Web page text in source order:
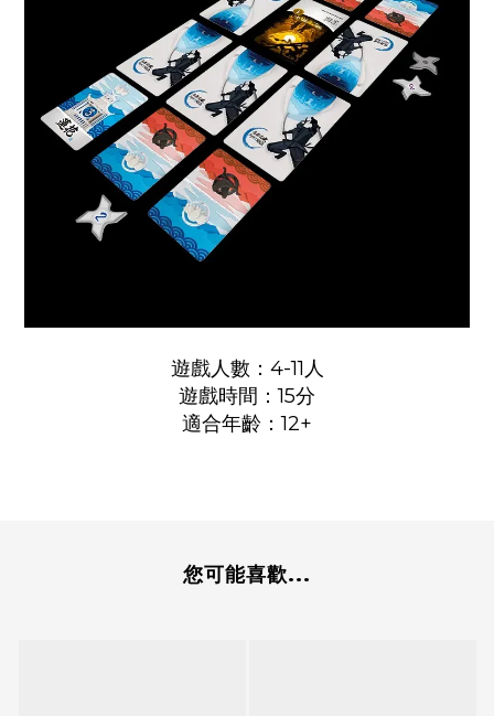
遊戲人數：4-11人
遊戲時間：15分
適合年齡：12+
您可能喜歡...